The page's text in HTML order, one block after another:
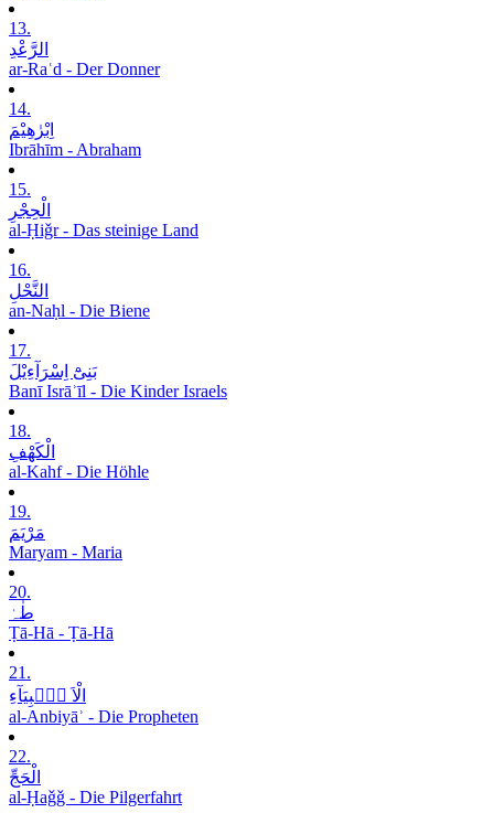
13.
الرَّعْدِ
ar-Raʿd - Der Donner
14.
اِبْرٰھِیْمَ
Ibrāhīm - Abraham
15.
الْحِجْرِ
al-Ḥiǧr - Das steinige Land
16.
النَّحْلِ
an-Naḥl - Die Biene
17.
بَنِیْٓ اِسْرَآءِیْلَ
Banī Isrāʾīl - Die Kinder Israels
18.
الْکَھْفِ
al-Kahf - Die Höhle
19.
مَرْیَمَ
Maryam - Maria
20.
طٰہٰ
Ṭā-Hā - Ṭā-Hā
21.
الْاَ نۡۢبِیَآءِ
al-Anbiyāʾ - Die Propheten
22.
الْحَجِّ
al-Ḥaǧǧ - Die Pilgerfahrt